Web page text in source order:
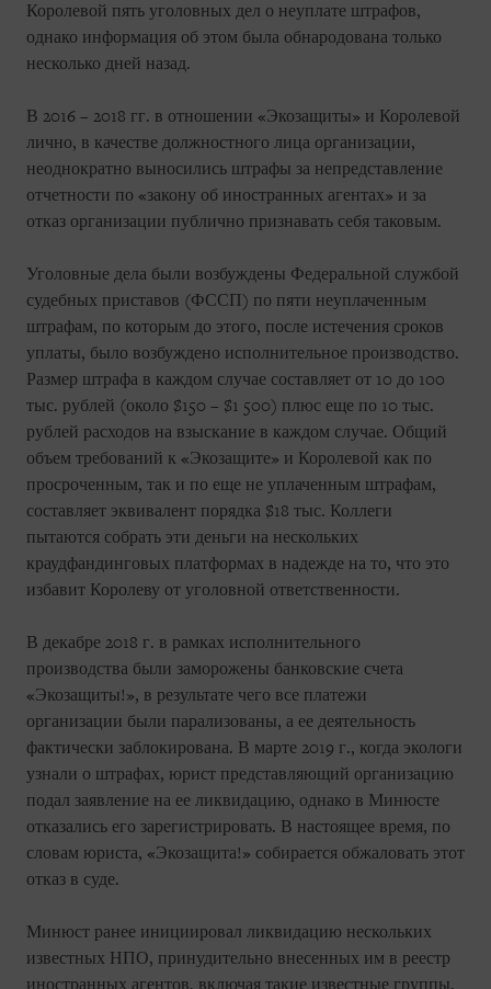
Королевой пять уголовных дел о неуплате штрафов,
однако информация об этом была обнародована только
несколько дней назад.
В 2016 – 2018 гг. в отношении «Экозащиты» и Королевой
лично, в качестве должностного лица организации,
неоднократно выносились штрафы за непредставление
отчетности по «закону об иностранных агентах» и за
отказ организации публично признавать себя таковым.
Уголовные дела были возбуждены Федеральной службой
судебных приставов (ФССП) по пяти неуплаченным
штрафам, по которым до этого, после истечения сроков
уплаты, было возбуждено исполнительное производство.
Размер штрафа в каждом случае составляет от 10 до 100
тыс. рублей (около $150 – $1 500) плюс еще по 10 тыс.
рублей расходов на взыскание в каждом случае. Общий
объем требований к «Экозащите» и Королевой как по
просроченным, так и по еще не уплаченным штрафам,
составляет эквивалент порядка $18 тыс. Коллеги
пытаются собрать эти деньги на нескольких
краудфандинговых платформах в надежде на то, что это
избавит Королеву от уголовной ответственности.
В декабре 2018 г. в рамках исполнительного
производства были заморожены банковские счета
«Экозащиты!», в результате чего все платежи
организации были парализованы, а ее деятельность
фактически заблокирована. В марте 2019 г., когда экологи
узнали о штрафах, юрист представляющий организацию
подал заявление на ее ликвидацию, однако в Минюсте
отказались его зарегистрировать. В настоящее время, по
словам юриста, «Экозащита!» собирается обжаловать этот
отказ в суде.
Минюст ранее инициировал ликвидацию нескольких
известных НПО, принудительно внесенных им в реестр